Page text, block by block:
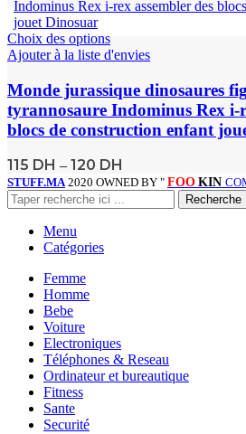
Choix des options
Ajouter à la liste d'envies
Monde jurassique dinosaures
tyrannosaure Indominus Rex i-
blocs de construction enfant
115 DH – 120 DH
STUFF.MA 2020 OWNED BY " FOO KIN
Recherche
Menu
Catégories
Femme
Homme
Bebe
Voiture
Electroniques
Téléphones & Reseau
Ordinateur et bureautique
Fitness
Sante
Securité